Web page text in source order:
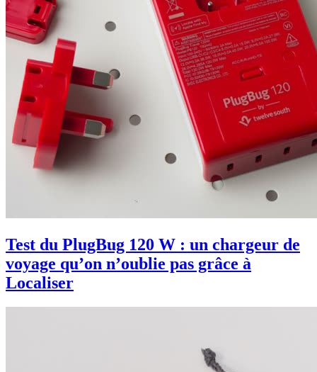
Test du PlugBug 120 W : un chargeur de
voyage qu’on n’oublie pas grâce à
Localiser